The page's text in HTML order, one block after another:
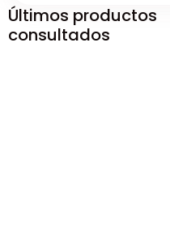
Últimos productos
consultados